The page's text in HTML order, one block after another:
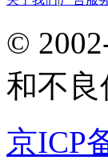
©
和不良
京ICP